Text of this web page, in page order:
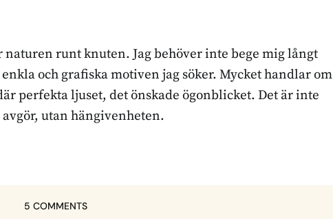
naturen runt knuten. Jag behöver inte bege mig långt
och grafiska motiven jag söker. Mycket handlar om
perfekta ljuset, det önskade ögonblicket. Det är inte
utan hängivenheten.
5 COMMENTS